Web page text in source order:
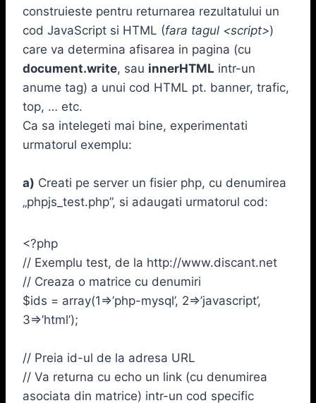
construieste pentru returnarea rezultatului un
cod JavaScript si HTML (fara tagul <script>)
care va determina afisarea in pagina (cu
document.write, sau innerHTML intr-un
anume tag) a unui cod HTML pt. banner, trafic,
top, … etc.
Ca sa intelegeti mai bine, experimentati
urmatorul exemplu:
a) Creati pe server un fisier php, cu denumirea
„phpjs_test.php”, si adaugati urmatorul cod:
<?php
// Exemplu test, de la http://www.discant.net
// Creaza o matrice cu denumiri
$ids = array(1=>’php-mysql’, 2=>’javascript’,
3=>’html’);
// Preia id-ul de la adresa URL
// Va returna cu echo un link (cu denumirea
asociata din matrice) intr-un cod specific